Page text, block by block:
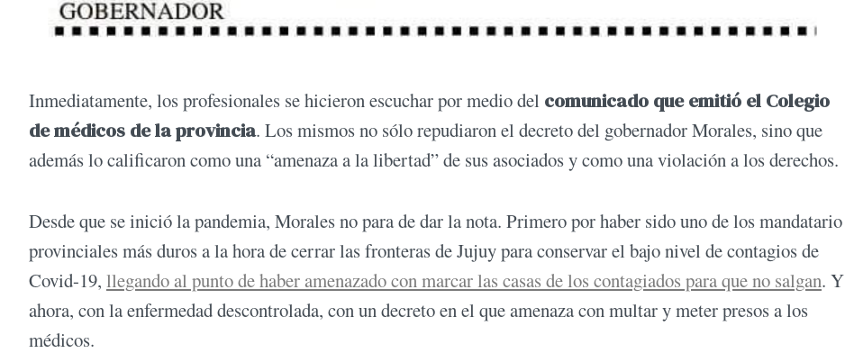
Inmediatamente, los profesionales se hicieron escuchar por medio del comunicado que emitió el Colegio
de médicos de la provincia. Los mismos no sólo repudiaron el decreto del gobernador Morales, sino que
además lo calificaron como una “amenaza a la libertad” de sus asociados y como una violación a los derechos.
Desde que se inició la pandemia, Morales no para de dar la nota. Primero por haber sido uno de los mandatario
provinciales más duros a la hora de cerrar las fronteras de Jujuy para conservar el bajo nivel de contagios de
Covid-19, llegando al punto de haber amenazado con marcar las casas de los contagiados para que no salgan. Y
ahora, con la enfermedad descontrolada, con un decreto en el que amenaza con multar y meter presos a los
médicos.